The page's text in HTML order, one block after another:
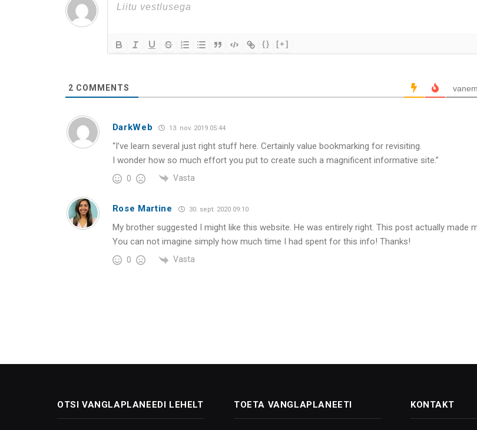
{} [+]
2 COMMENTS
DarkWeb 13. nov. 2019 05:44
“I’ve learn several just right stuff here. Certainly value bookmarking for revisiting.
I wonder how so much effort you put to create such a magnificent informative site.”
0 Vasta
Rose Martine 30. sept. 2020 09:10
My brother suggested I might like this website. He was entirely right. This post actually made
You can not imagine simply how much time I had spent for this info! Thanks!
0 Vasta
OTSI VANGLAPLANEEDI LEHELT TOETA VANGLAPLANEETI KONTAKT